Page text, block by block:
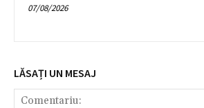
07/08/2026
LĂSAȚI UN MESAJ